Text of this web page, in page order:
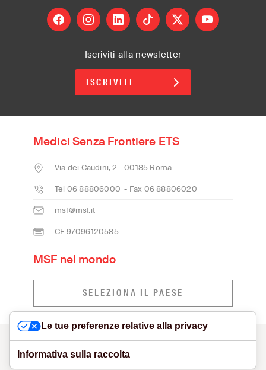
facebookinstagramlinkedintiktok X youtube
Iscriviti alla newsletter
ISCRIVITI
Medici Senza Frontiere ETS
Via dei Caudini, 2 - 00185 Roma
Tel 06 88806000 - Fax 06 88806020
msf@msf.it
CF 97096120585
MSF nel mondo
SELEZIONA IL PAESE
CONTATTI
MODELLO ORGANIZZATIVO E SEGNALAZIONI
VISUAL IDENTITY
PRIVACY POLICY
Le tue preferenze relative alla privacy
Informativa sulla raccolta